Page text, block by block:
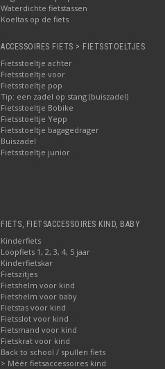
Waterdichte fietstassen
Koeltas op de fiets
ACCESSOIRES FIETS > FIETSSTOELTJES
Fietsstoeltje achter
Fietsstoeltje voor
Fietsstoeltje pop
Tip: een zadel op stang (buiszadel)
Fietsstoeltje Bobike
Fietsstoeltje Yepp
Fietsstoeltje bagagedrager
Buiszadel
Fietsstoeltje junior
FIETS, FIETSACCESSOIRES KIND, BABY
Kinderfiets
Loopfiets 1, 2, 3, 4, 5 jaar
Kinderfietskar
Fietszitjes
Fietshelm voor kind
Fietshelm voor baby
Fietstas voor kind
Fietsslot voor kind
Fietsmand voor kind
Fietskrat voor kind
Back to school / spullen fiets
> Méér fietsaccessoires kind